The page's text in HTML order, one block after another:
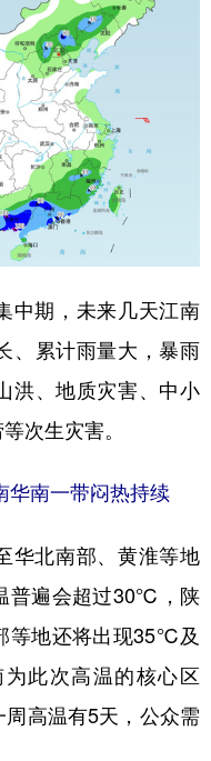
期，未来几天江南
、累计雨量大，暴雨
洪、地质灾害、中小
次生灾害。
南一带闷热持续
北南部、黄淮等地
普遍会超过30℃，陕
等地还将出现35℃及
此次高温的核心区
高温有5天，公众需